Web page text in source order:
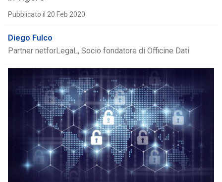
Pubblicato il 20 Feb 2020
Diego Fulco
Partner netforLegaL, Socio fondatore di Officine Dati